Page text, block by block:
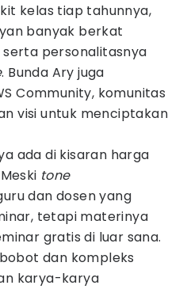
kelas tiap tahunnya,
banyak berkat
personalitasnya
. Bunda Ary juga
Community, komunitas
visi untuk menciptakan
ada di kisaran harga
tone
dan dosen yang
tetapi materinya
gratis di luar sana.
dan kompleks
karya-karya